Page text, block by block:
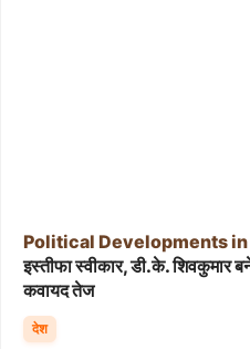
Political Developmentsin
इस्तीफा स्वीकार, डी.के. शिवकुमार
कवायद तेज
देश